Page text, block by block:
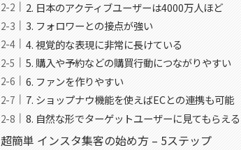
2. 日本のアクティブユーザーは4000万人ほど
3. フォロワーとの接点が強い
4. 視覚的な表現に非常に長けている
5. 購入や予約などの購買行動につながりやすい
6. ファンを作りやすい
7. ショップナウ機能を使えばECとの連携も可能
8. 自然な形でターゲットユーザーに見てもらえる
超簡単 インスタ集客の始め方 – 5ステップ